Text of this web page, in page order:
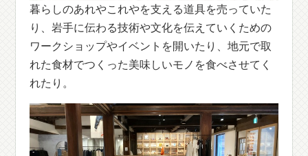
暮らしのあれやこれやを支える道具を売っていた
り、岩手に伝わる技術や文化を伝えていくための
ワークショップやイベントを開いたり、地元で取
れた食材でつくった美味しいモノを食べさせてく
れたり。